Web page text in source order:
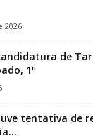
2026
de
1º
tentativa de